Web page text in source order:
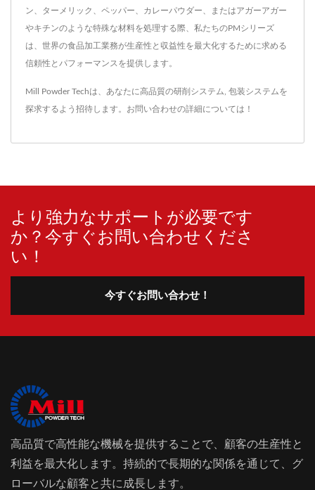
ン、ターメリック、ペッパー、カレーパウダー、またはアガーアガー
やキチンのような特殊な材料を処理する際、私たちのPMシリーズ
は、世界の食品加工業務が生産性と収益性を最大化するために求める
信頼性とパフォーマンスを提供します。
Mill Powder Techは、あなたに高品質の研削システム 包装システムを
探求するよう招待します。 お問い合わせの詳細については！
より強力なサポートが必要です
か？今すぐお問い合わせくださ
い！
今すぐお問い合わせ！
高品質で高性能な機械を提供することで、顧客の生産性と
利益を最大化します。持続的で長期的な関係を通じて、グ
ローバルな顧客と共に成長します。